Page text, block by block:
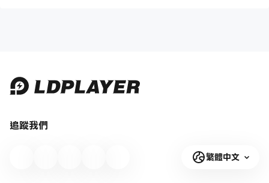
追蹤我們
繁體中文